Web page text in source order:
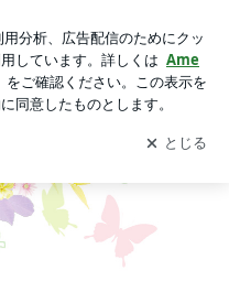
新通知
を受け取りまし
開く